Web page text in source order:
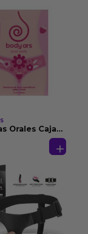
Orales Caja